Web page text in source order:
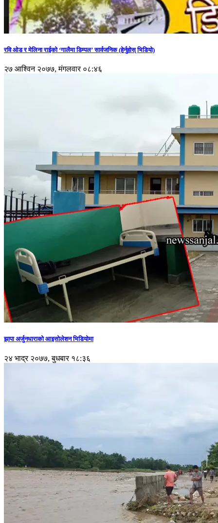
रवि ओड र मेलिना राईको ‘गालैमा डिम्पल’ सार्वजनिक (हेर्नुहोस् भिडियो)
२७ आश्विन २०७७, मंगलवार ०८:४६
झापा अर्जुनधाराको आइसोलेशन भिडियोमा
२४ भाद्र २०७७, बुधबार १८:३६